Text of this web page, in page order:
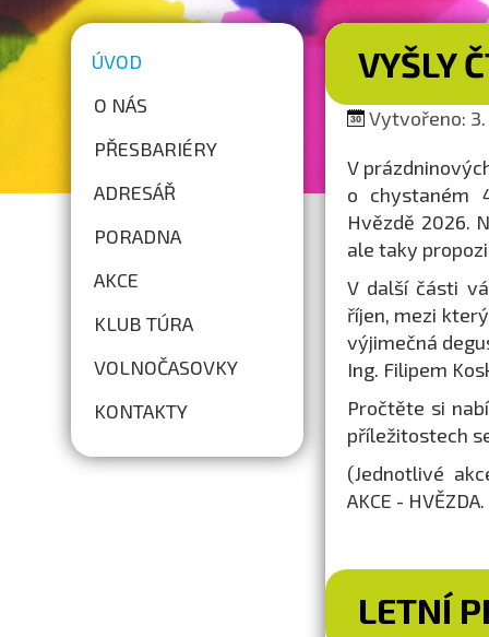
ÚVOD
O NÁS
PŘESBARIÉRY
ADRESÁŘ
PORADNA
AKCE
KLUB TÚRA
VOLNOČASOVKY
KONTAKTY
VYŠLY
Vytvořeno: 3.
V
o chystaném
Hvězdě 2026.
ale taky
V další části
říjen, mezi
výjimečná
Ing. Filipem
Pročtěte si
příležitostech
(Jednotlivé
AKCE -
LETNÍ